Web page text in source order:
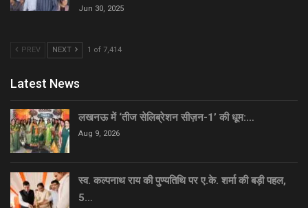
Jun 30, 2025
PREV NEXT 1 of 7,414
Latest News
लखनऊ में ‘तीज सेलिब्रेशन सीज़न-1’ की धूम:…
Aug 9, 2026
स्व. कल्पनाथ राय की पुण्यतिथि पर ए.के. शर्मा की बड़ी पहल,
5…